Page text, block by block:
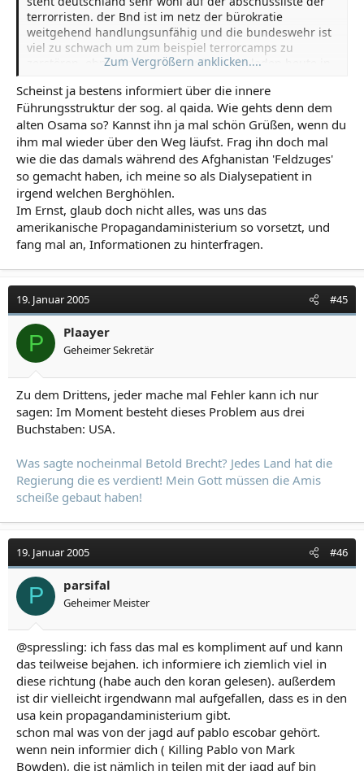
terrorristen. der Bnd ist im netz der bürokratie
weitgehend handlungsunfähig und die bundeswehr ist
viel zu schwach um zum beispiel terrorcamps zu
zerstören. ohne die us-armee würde bin laden heute in
dank der amerikanischen militäreinsätze sitzt bin laden
nun ganz schön in der klemme und al qaida ist in seiner
infrastruktur stark geschwächt.
Zum Vergrößern anklicken....
Scheinst ja bestens informiert über die innere
Führungsstruktur der sog. al qaida. Wie gehts denn dem
alten Osama so? Kannst ihn ja mal schön Grüßen, wenn du
ihm mal wieder über den Weg läufst. Frag ihn doch mal
wie die das damals während des Afghanistan 'Feldzuges'
so gemacht haben, ich meine so als Dialysepatient in
irgend welchen Berghöhlen.
Im Ernst, glaub doch nicht alles, was uns das
amerikanische Propagandaministerium so vorsetzt, und
fang mal an, Informationen zu hinterfragen.
19. Januar 2005 #45
P Plaayer
Geheimer Sekretär
Zu dem Drittens, jeder mache mal Fehler kann ich nur
sagen: Im Moment besteht dieses Problem aus drei
Buchstaben: USA.
Was sagte nocheinmal Betold Brecht? Jedes Land hat die
Regierung die es verdient! Mein Gott müssen die Amis
scheiße gebaut haben!
19. Januar 2005 #46
P parsifal
Geheimer Meister
@spressling: ich fass das mal es kompliment auf und kann
das teilweise bejahen. ich informiere ich ziemlich viel in
diese richtung (habe auch den koran gelesen). außerdem
ist dir vielleicht irgendwann mal aufgefallen, dass es in den
usa kein propagandaministerium gibt.
schon mal was von der jagd auf pablo escobar gehört.
wenn nein informier dich ( Killing Pablo von Mark
Bowden), die ist nämlich in teilen mit der jagd auf bin